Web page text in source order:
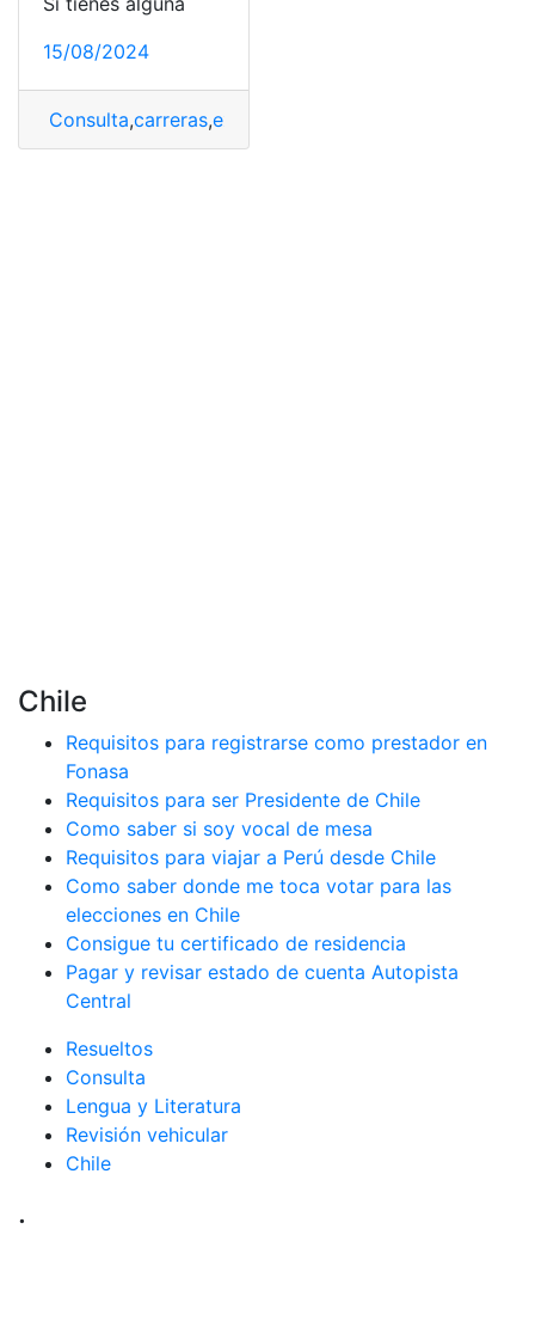
15/08/2024
Consulta,carreras,exp1
Chile
Requisitos para registrarse como prestador en
Fonasa
Requisitos para ser Presidente de Chile
Como saber si soy vocal de mesa
Requisitos para viajar a Perú desde Chile
Como saber donde me toca votar para las
elecciones en Chile
Consigue tu certificado de residencia
Pagar y revisar estado de cuenta Autopista
Central
Resueltos
Consulta
Lengua y Literatura
Revisión vehicular
Chile
.